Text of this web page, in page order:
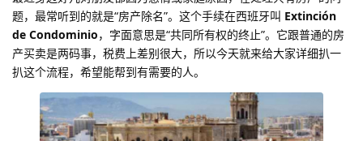
题，最常听到的就是“房产除名”。这个手续在西班牙叫 Extinción
de Condominio，字面意思是“共同所有权的终止”。它跟普通的房
产买卖是两码事，税费上差别很大，所以今天就来给大家详细扒一
扒这个流程，希望能帮到有需要的人。